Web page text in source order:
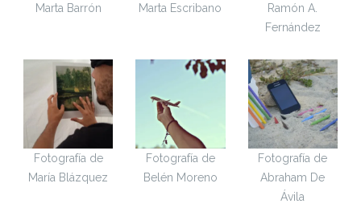
Marta Barrón
Marta Escribano
Ramón A.
Fernández
Fotografía de
María Blázquez
Fotografía de
Belén Moreno
Fotografía de
Abraham De
Ávila